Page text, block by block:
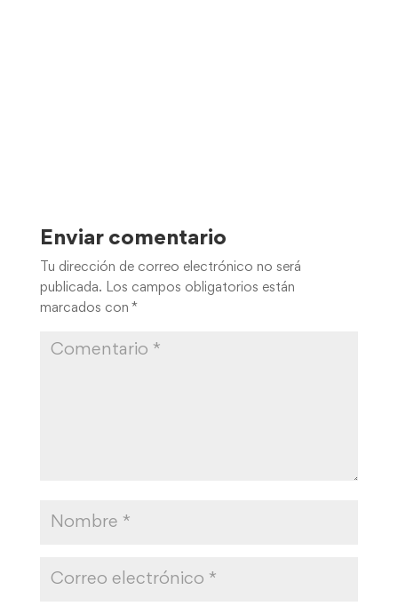
Enviar comentario
Tu dirección de correo electrónico no será
publicada. Los campos obligatorios están
marcados con *